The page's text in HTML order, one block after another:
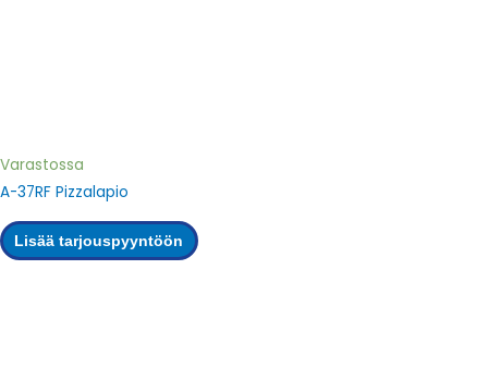
Varastossa
A-37RF Pizzalapio
Lisää tarjouspyyntöön